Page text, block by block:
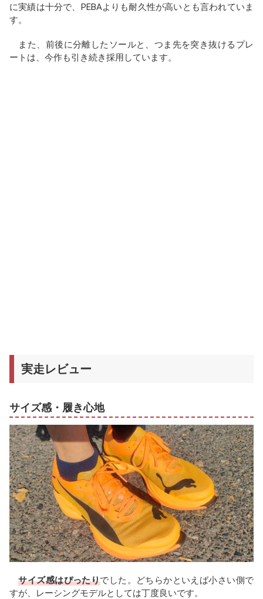
に実績は十分で、PEBAよりも耐久性が高いとも言われていま
す。
また、前後に分離したソールと、つま先を突き抜けるプレ
ートは、今作も引き続き採用しています。
実走レビュー
サイズ感・履き心地
サイズ感はぴったりでした。どちらかといえば小さい側で
すが、レーシングモデルとしては丁度良いです。